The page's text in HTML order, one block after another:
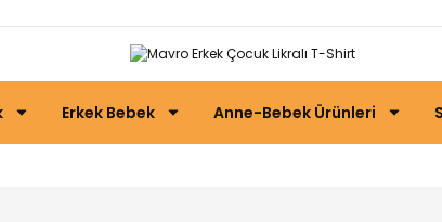
Erkek Bebek Anne-Bebek Ürünleri